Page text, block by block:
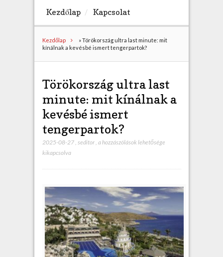
h
Kezdőlap Kapcsolat
Kezdőlap »Törökország ultra last minute: mit
kínálnak a kevésbé ismert tengerpartok?
Törökország ultra last
minute: mit kínálnak a
kevésbé ismert
tengerpartok?
2025-08-27, seditor, T
r
s
z
á
g
a hozzászólások lehetősége
kikapcsolva